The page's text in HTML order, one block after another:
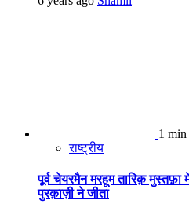
1 min
राष्ट्रीय
पूर्व चेयरमैन मरहूम तारिक़ मुस्तफ़ा
पुरक़ाज़ी ने जीता